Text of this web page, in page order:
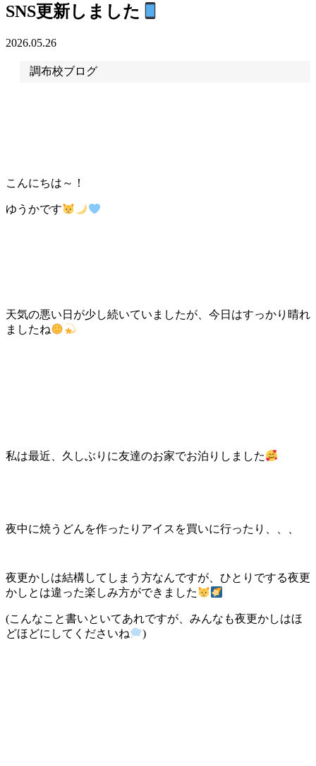
SNS更新しました
2026.05.26
調布校ブログ
こんにちは～！
ゆうかです
天気の悪い日が少し続いていましたが、今日はすっかり晴れ
ましたね
私は最近、久しぶりに友達のお家でお泊りしました
夜中に焼うどんを作ったりアイスを買いに行ったり、、、
夜更かしは結構してしまう方なんですが、ひとりでする夜更
かしとは違った楽しみ方ができました
(こんなこと書いといてあれですが、みんなも夜更かしはほ
どほどにしてくださいね
)